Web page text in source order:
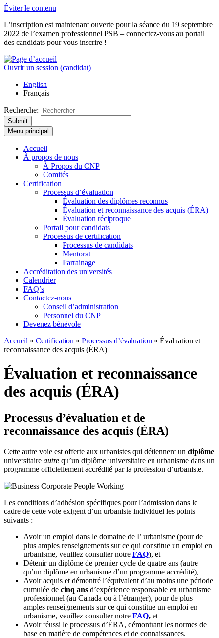
Éviter le contenu
L’inscription est maintenant ouverte pour la séance du 19 septembre
2022 de l’examen professionnel PSB – connectez-vous au portail
des candidats pour vous inscrire !
Ouvrir un session (candidat)
English
Français
Recherche:
Submit
Menu principal
Accueil
À propos de nous
À Propos du CNP
Comités
Certification
Processus d’évaluation
Évaluation des diplômes reconnus
Évaluation et reconnaissance des acquis (ÉRA)
Évaluation réciproque
Portail pour candidats
Processus de certification
Processus de candidats
Mentorat
Parrainage
Accréditation des universités
Calendrier
FAQ’s
Contactez-nous
Conseil d’administration
Personnel du CNP
Devenez bénévole
Accueil » Certification » Processus d’évaluation » Évaluation et
reconnaissance des acquis (ÉRA)
Évaluation et reconnaissance
des acquis (ÉRA)
Processus d’évaluation et de
reconnaissance des acquis (ÉRA)
Cette autre voie est offerte aux urbanistes qui détiennent un diplôme
universitaire autre qu’un diplôme universitaire en urbanisme dans un
programme officiellement accrédité par la profession d’urbaniste.
Les conditions d’adhésion spécifiques pour l’admission dans le
cadre de cette voie exigent d’un urbaniste individuel les points
suivants :
Avoir un emploi dans le domaine de I’ urbanisme (pour de
plus amples renseignements sur ce qui constitue un emploi en
urbanisme, veuillez consulter notre FAQ), et
Détenir un diplôme de premier cycle de quatre ans (autre
qu’un diplôme en urbanisme d’un programme accrédité),
Avoir acquis et démontré l’équivalent d’au moins une période
cumulée de cinq ans d’expérience responsable en urbanisme
professionnel (au Canada ou à l’étranger), pour de plus
amples renseignements sur ce qui constitue un emploi en
urbanisme, veuillez consulter notre FAQ, et
Avoir réussi le processus d’ÉRA, démontrant les normes de
base en matière de compétences et de connaissances.